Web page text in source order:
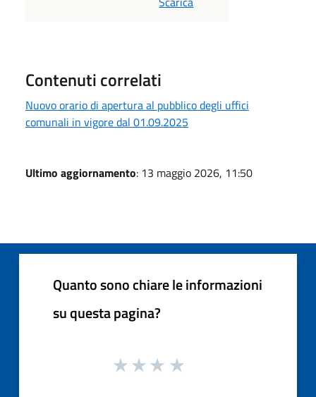
Contenuti correlati
Nuovo orario di apertura al pubblico degli uffici
comunali in vigore dal 01.09.2025
Ultimo aggiornamento: 13 maggio 2026, 11:50
Quanto sono chiare le informazioni
su questa pagina?